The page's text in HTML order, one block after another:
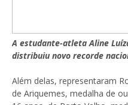
A estudante-atleta Aline
distribuiu novo recorde
Além delas, representaram
de Ariquemes, medalha de